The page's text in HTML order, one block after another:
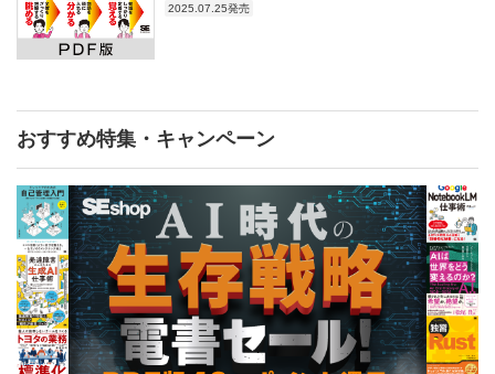
2025.07.25発売
おすすめ特集・キャンペーン